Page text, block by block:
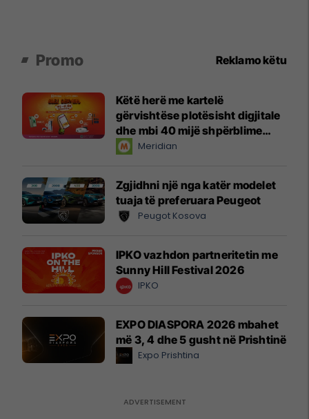
Promo Reklamo këtu
Këtë herë me kartelë
gërvishtëse plotësisht digjitale
dhe mbi 40 mijë shpërblime
instant!Meridian
Zgjidhni një nga katër modelet
tuaja të preferuara Peugeot
Peugot Kosova
IPKO vazhdon partneritetin me
Sunny Hill Festival 2026
IPKO
EXPO DIASPORA 2026 mbahet
më 3, 4 dhe 5 gusht në Prishtinë
Expo Prishtina